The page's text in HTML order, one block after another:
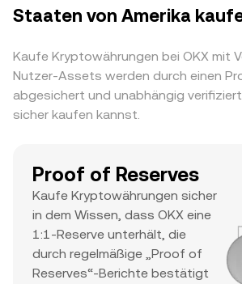
die aktuelle Kursentwicklung und
Marktkapitalisierung im
beträchtlichen täglichen
einem bemerkenswerten
schließen, dass es sich um ein
Staaten von Amerika
Kaufe Kryptowährungen bei OKX mit
Nutzer-Assets werden durch einen
abgesichert und unabhängig
sicher kaufen kannst.
Proof of Reserves
Kaufe Kryptowährungen sicher
in dem Wissen, dass OKX eine
1:1-Reserve unterhält, die
durch regelmäßige „Proof of
Reserves“-Berichte bestätigt